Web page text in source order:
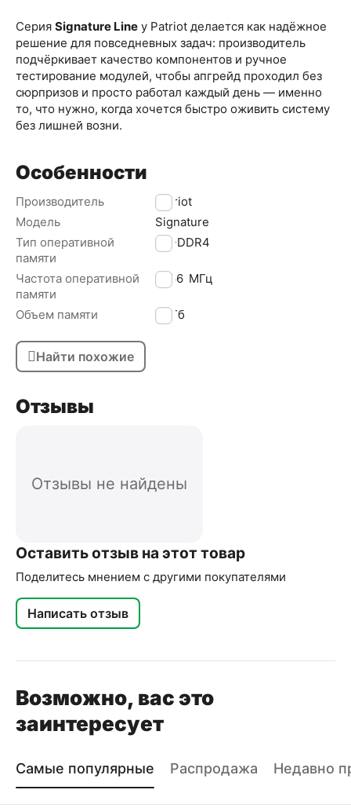
Серия Signature Line у Patriot делается как надёжное
решение для повседневных задач: производитель
подчёркивает качество компонентов и ручное
тестирование модулей, чтобы апгрейд проходил без
сюрпризов и просто работал каждый день — именно
то, что нужно, когда хочется быстро оживить систему
без лишней возни.
Особенности
Производитель
Patriot
Модель
Signature
Тип оперативной
памяти
SO-DDR4
Частота оперативной
памяти
2666 МГц
Объем памяти 16 Гб
Найти похожие
Отзывы
Отзывы не найдены
Оставить отзыв на этот товар
Поделитесь мнением с другими покупателями
Написать отзыв
Возможно, вас это
заинтересует
Самые популярные Распродажа Недавно